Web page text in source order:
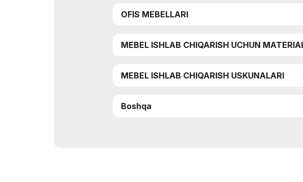
OFIS MEBELLARI
MEBEL ISHLAB CHIQARISH UCHUN
MEBEL ISHLAB CHIQARISH USKUNALARI
Boshqa